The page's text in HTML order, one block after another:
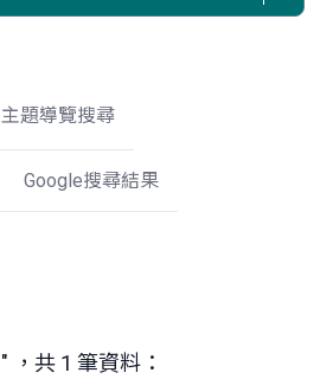
主題導覽搜尋
Google搜尋結果
" ，共 1 筆資料：